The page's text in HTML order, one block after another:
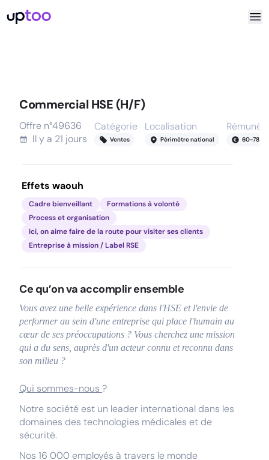
Commercial HSE (H/F)
Offre n°49636
Il y a 21 jours
Catégorie
Ventes
Localisation
Périmètre national 60-78
Effets waouh
Cadre bienveillant
Formations à volonté
Process et organisation
Ici, on aime faire de la route pour visiter ses clients
Entreprise à mission / Label RSE
Ce qu’on va accomplir ensemble
Vous avez une belle expérience dans l'HSE et l'envie de
performer au sein d'une entreprise qui place l'humain au
cœur de ses préoccupations ? Vous cherchez une mission
qui a du sens, auprès d'un acteur connu et reconnu dans
son milieu ?
Qui sommes-nous ?
Notre société est un leader international dans les
domaines des technologies médicales et de
sécurité.
Nos 16 000 employés à travers le monde